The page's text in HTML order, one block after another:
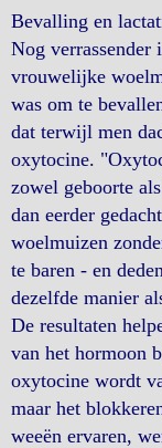
Bevalling en
Nog verrassender
vrouwelijke
was om te
dat terwijl men
oxytocine.
zowel geboorte
dan eerder
woelmuizen
te baren - en
dezelfde manier
De resultaten
van het hormoon
oxytocine wordt
maar het
weeën ervaren,